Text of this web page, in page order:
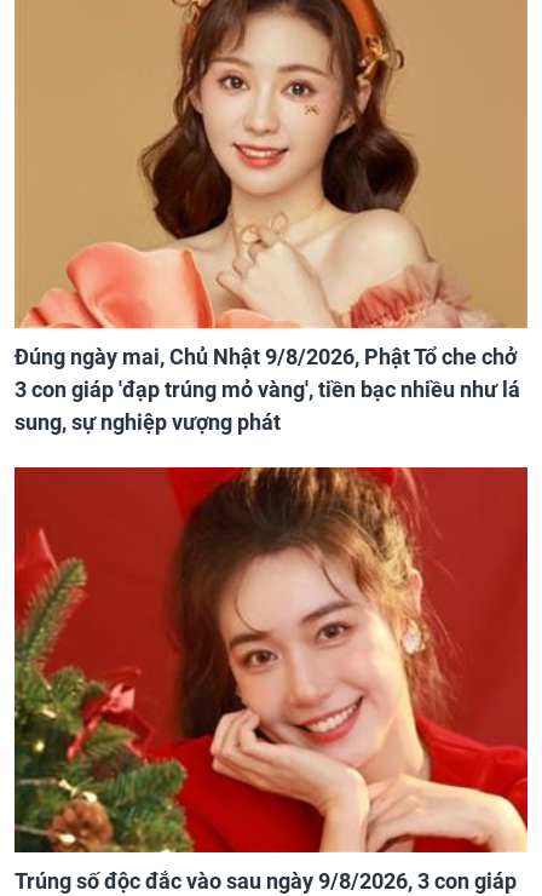
Đúng ngày mai, Chủ Nhật 9/8/2026, Phật Tổ che chở
3 con giáp 'đạp trúng mỏ vàng', tiền bạc nhiều như lá
sung, sự nghiệp vượng phát
Trúng số độc đắc vào sau ngày 9/8/2026, 3 con giáp